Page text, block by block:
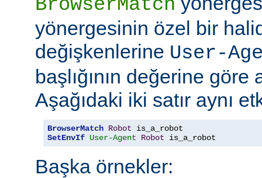
BrowserMatch
yönergesinin özel bir
değişkenlerine User-
başlığının değerine göre
Aşağıdaki iki satır aynı
BrowserMatch Robot
SetEnvIf User-Agent Robot is_a_robot
Başka örnekler: